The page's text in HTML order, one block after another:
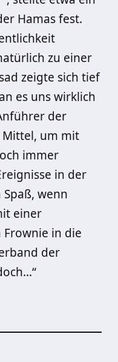
Hamas fest.
zu einer
zeigte sich tief
es uns wirklich
der
Mittel, um mit
immer
in der
wenn
einer
Frownie in die
der